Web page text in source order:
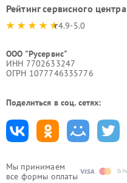
Мы принимаем
все формы оплаты
Рейтинг сервисного центра
4.9-5.0
ООО "Русервис"
ИНН 7702633247
ОГРН 1077746335776
Поделиться в соц. сетях: